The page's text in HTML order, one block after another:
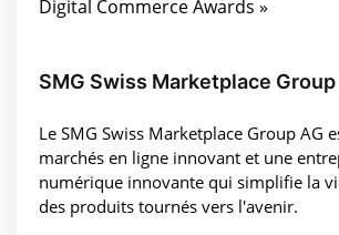
Digital Commerce Awards »
SMG Swiss Marketplace Group
Le SMG Swiss Marketplace Group AG
marchés en ligne innovant et une
numérique innovante qui simplifie la
des produits tournés vers l'avenir.